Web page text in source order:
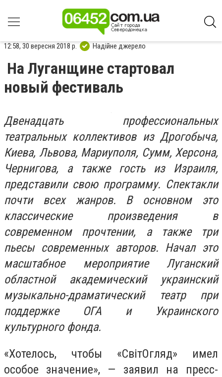
12:58, 30 вересня 2018 р. Надійне джерело
На Луганщине стартовал
новый фестиваль
Двенадцать профессиональных
театральных коллективов из Дрогобыча,
Киева, Львова, Мариуполя, Сумм, Херсона,
Чернигова, а также гость из Израиля,
представили свою программу. Спектакли
почти всех жанров. В основном это
классические произведения в
современном прочтении, а также три
пьесы современных авторов. Начал это
масштабное мероприятие Луганский
областной академический украинский
музыкально-драматический театр при
поддержке ОГА и Украинского
культурного фонда.
«Хотелось, чтобы «СвітОгляд» имел
особое значение», — заявил на пресс-